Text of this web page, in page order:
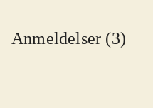
Anmeldelser (3)